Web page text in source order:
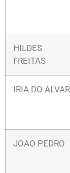
HILDES
FREITAS
IRIA DO
JOAO PEDRO